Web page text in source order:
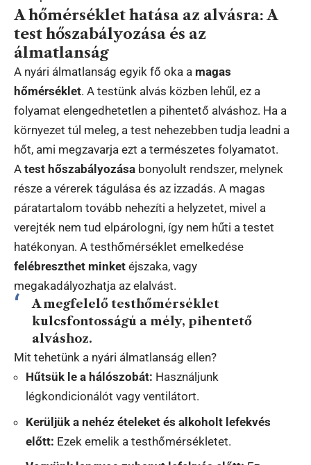
A hőmérséklet hatása az alvásra: A
test hőszabályozása és az
álmatlanság
A nyári álmatlanság egyik fő oka a magas
hőmérséklet. A testünk alvás közben lehűl, ez a
folyamat elengedhetetlen a pihentető alváshoz. Ha a
környezet túl meleg, a test nehezebben tudja leadni a
hőt, ami megzavarja ezt a természetes folyamatot.
A test hőszabályozása bonyolult rendszer, melynek
része a vérerek tágulása és az izzadás. A magas
páratartalom tovább nehezíti a helyzetet, mivel a
verejték nem tud elpárologni, így nem hűti a testet
hatékonyan. A testhőmérséklet emelkedése
felébreszthet minket éjszaka, vagy
megakadályozhatja az elalvást.
A megfelelő testhőmérséklet
kulcsfontosságú a mély, pihentető
alváshoz.
Mit tehetünk a nyári álmatlanság ellen?
Hűtsük le a hálószobát: Használjunk
légkondicionálót vagy ventilátort.
Kerüljük a nehéz ételeket és alkoholt lefekvés
előtt: Ezek emelik a testhőmérsékletet.